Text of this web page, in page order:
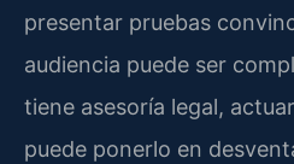
presentar pruebas
audiencia puede ser
tiene asesoría legal,
puede ponerlo en